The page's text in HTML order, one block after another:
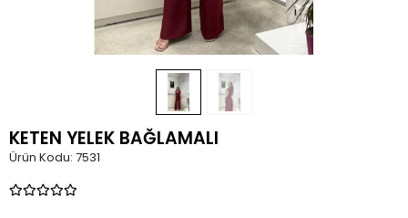
KETEN YELEK BAĞLAMALI
Ürün Kodu: 7531